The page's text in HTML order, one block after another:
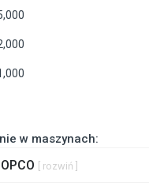
w maszynach:
[ rozwiń ]